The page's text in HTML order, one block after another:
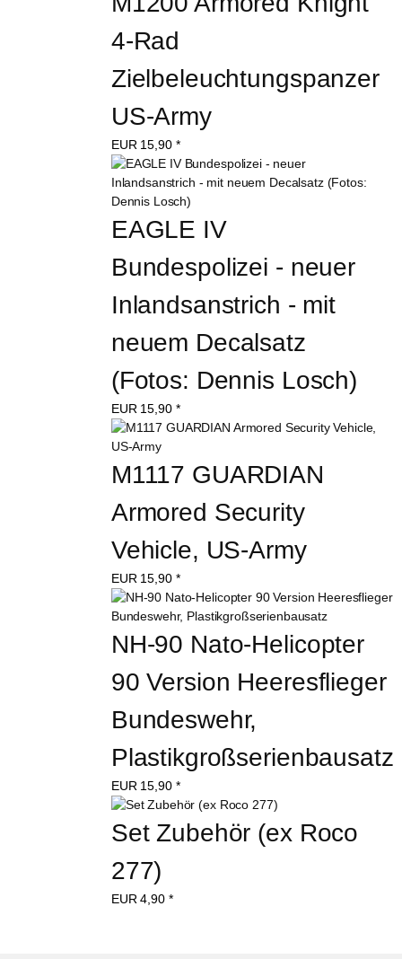
4-Rad
Zielbeleuchtungspanzer
US-Army
EUR 15,90 *
EAGLE IV
Bundespolizei - neuer
Inlandsanstrich - mit
neuem Decalsatz
(Fotos: Dennis Losch)
EUR 15,90 *
M1117 GUARDIAN
Armored Security
Vehicle, US-Army
EUR 15,90 *
NH-90 Nato-Helicopter
90 Version Heeresflieger
Bundeswehr,
Plastikgroßserienbausatz
EUR 15,90 *
Set Zubehör (ex Roco
277)
EUR 4,90 *